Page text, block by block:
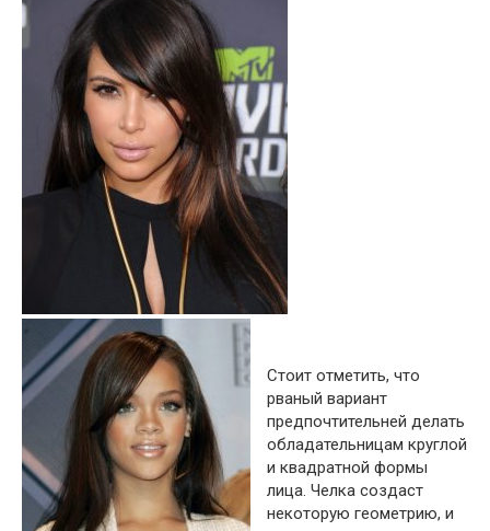
Стоит отметить, что
рваный вариант
предпочтительней делать
обладательницам круглой
и квадратной формы
лица. Челка создаст
некоторую геометрию, и